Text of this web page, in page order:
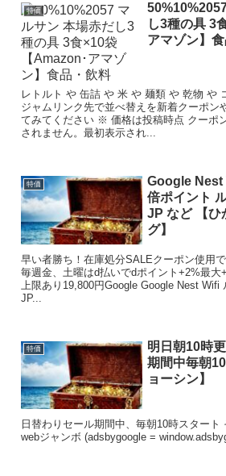
特価
し3種の具 3
アマゾン】
レトルト や 缶詰 や 米 や 麺類 や 乾物 や
ジャムリンク先で並べ替えを新着クーポン
てみてください ※ 価格は投稿時点 クーポ
されません。最初表示され...
特価
Google
倍ポイント
JP など 【ひ
グ】
早い者勝ち！在庫処分SALEクーポン使用
毎週金、土曜はd払いでdポイント+2%最大
上限あり19,800円Google Google Nest
JP...
特価
明日朝10時
期間中毎朝
ョーシン】
日替わりセール期間中、毎朝10時スター
webジャンボ (adsbygoogle =